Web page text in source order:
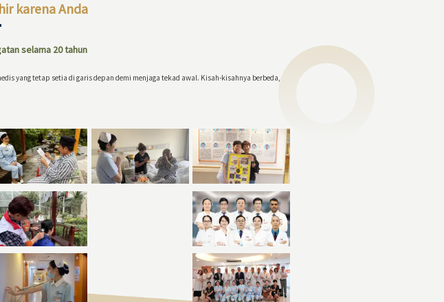
karena Anda
selama 20 tahun
yang tetap setia di garis depan demi menjaga tekad awal. Kisah-kisahnya berbeda,